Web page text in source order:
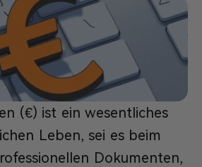
(€) ist ein wesentliches
Leben, sei es beim
Dokumenten,